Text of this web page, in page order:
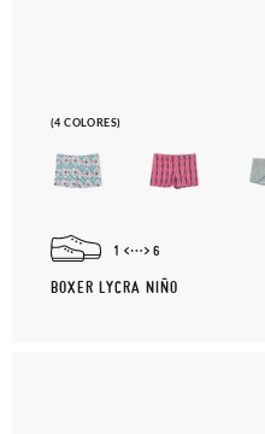
(4 COLORES)
1 6
BOXER LYCRA NIÑO